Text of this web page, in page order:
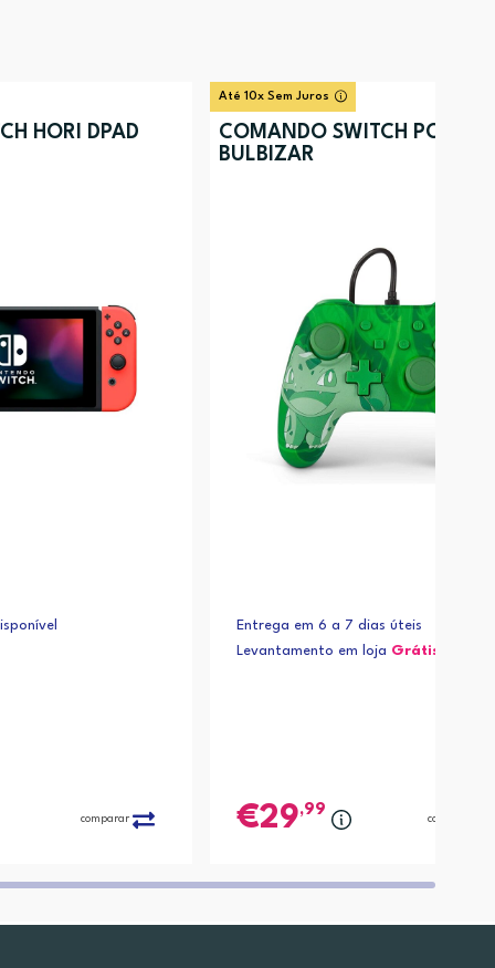
HORI DPAD
comparar
Até 10x Sem Juros
COMANDO SWITCH POWER
BULBIZAR
Entrega em 6 a 7 dias úteis
Levantamento em loja Grátis*
29,99
comparar